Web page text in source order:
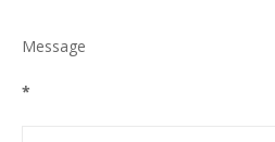
Message
*